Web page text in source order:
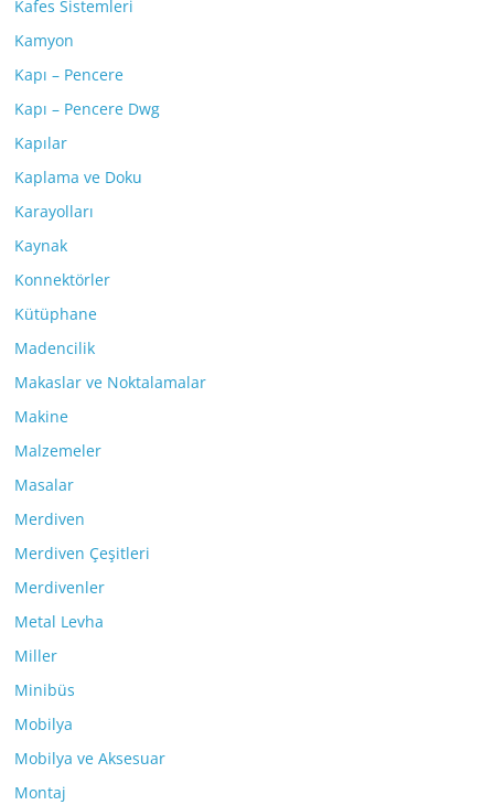
Kafes Sistemleri
Kamyon
Kapı – Pencere
Kapı – Pencere Dwg
Kapılar
Kaplama ve Doku
Karayolları
Kaynak
Konnektörler
Kütüphane
Madencilik
Makaslar ve Noktalamalar
Makine
Malzemeler
Masalar
Merdiven
Merdiven Çeşitleri
Merdivenler
Metal Levha
Miller
Minibüs
Mobilya
Mobilya ve Aksesuar
Montaj